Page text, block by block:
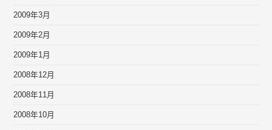
2009年3月
2009年2月
2009年1月
2008年12月
2008年11月
2008年10月